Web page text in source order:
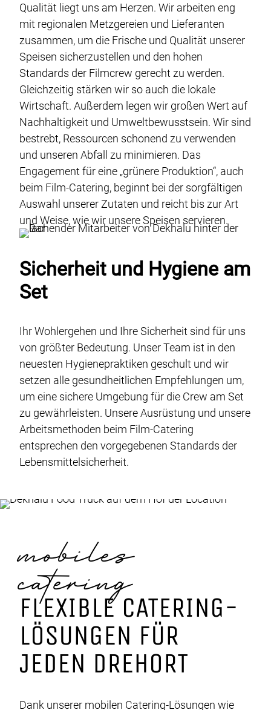
Qualität liegt uns am Herzen. Wir arbeiten eng
mit regionalen Metzgereien und Lieferanten
zusammen, um die Frische und Qualität unserer
Speisen sicherzustellen und den hohen
Standards der Filmcrew gerecht zu werden.
Gleichzeitig stärken wir so auch die lokale
Wirtschaft. Außerdem legen wir großen Wert auf
Nachhaltigkeit und Umweltbewusstsein. Wir sind
bestrebt, Ressourcen schonend zu verwenden
und unseren Abfall zu minimieren. Das
Engagement für eine „grünere Produktion“, auch
beim Film-Catering, beginnt bei der sorgfältigen
Auswahl unserer Zutaten und reicht bis zur Art
und Weise, wie wir unsere Speisen servieren.
Sicherheit und Hygiene am
Set
Ihr Wohlergehen und Ihre Sicherheit sind für uns
von größter Bedeutung. Unser Team ist in den
neuesten Hygienepraktiken geschult und wir
setzen alle gesundheitlichen Empfehlungen um,
um eine sichere Umgebung für die Crew am Set
zu gewährleisten. Unsere Ausrüstung und unsere
Arbeitsmethoden beim Film-Catering
entsprechen den vorgegebenen Standards der
Lebensmittelsicherheit.
mobiles
catering
FLEXIBLE CATERING-
LÖSUNGEN FÜR
JEDEN DREHORT
Dank unserer mobilen Catering-Lösungen wie